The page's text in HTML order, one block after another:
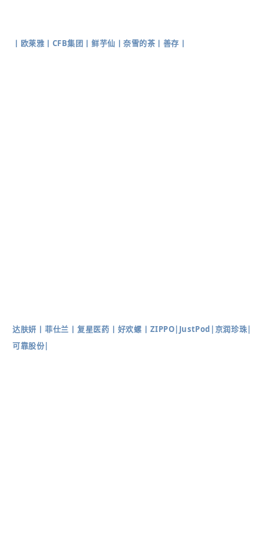
丨 欧莱雅 丨 CFB集团 丨鲜芋仙 丨奈雪的茶 丨 善存 丨
达肤妍 丨 菲仕兰 丨 复星医药 丨 好欢螺 丨 ZIPPO| JustPod | 京润珍珠|
可靠股份|